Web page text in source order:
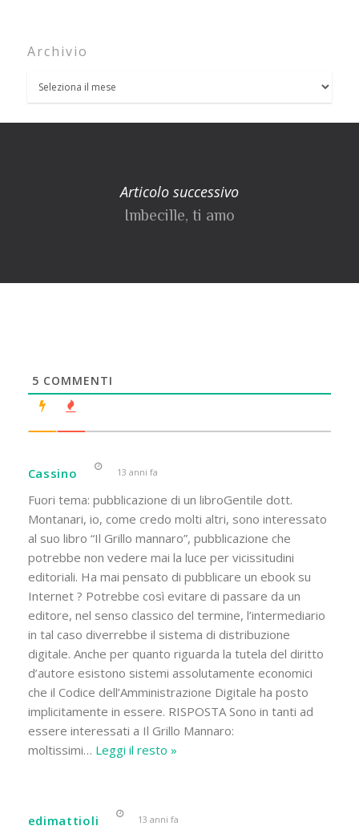
Archivio
Articolo successivo
Imbecille, ti amo
5 COMMENTI
Cassino 13 anni fa
Fuori tema: pubblicazione di un libroGentile dott.
Montanari, io, come credo molti altri, sono interessato
al suo libro “Il Grillo mannaro”, pubblicazione che
potrebbe non vedere mai la luce per vicissitudini
editoriali. Ha mai pensato di pubblicare un ebook su
Internet ? Potrebbe così evitare di passare da un
editore, nel senso classico del termine, l’intermediario
in tal caso diverrebbe il sistema di distribuzione
digitale. Anche per quanto riguarda la tutela del diritto
d’autore esistono sistemi assolutamente economici
che il Codice dell’Amministrazione Digitale ha posto
implicitamente in essere. RISPOSTA Sono in tanti ad
essere interessati a Il Grillo Mannaro:
moltissimi… Leggi il resto »
edimattioli 13 anni fa